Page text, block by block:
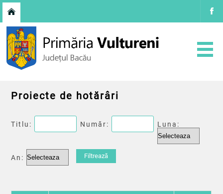
Proiecte de hotărâri
Titlu: Număr: Luna:
An: